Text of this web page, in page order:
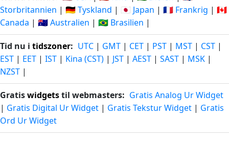
Storbritannien | 🇩🇪 Tyskland | 🇯🇵 Japan | 🇫🇷 Frankrig | 🇨🇦
Canada | 🇦🇺 Australien | 🇧🇷 Brasilien |
Tid nu i tidszoner: UTC | GMT | CET | PST | MST | CST |
EST | EET | IST | Kina (CST) | JST | AEST | SAST | MSK |
NZST |
Gratiswidgetstil webmasters: Gratis Analog Ur Widget
| Gratis Digital Ur Widget | Gratis Tekstur Widget | Gratis
Ord Ur Widget